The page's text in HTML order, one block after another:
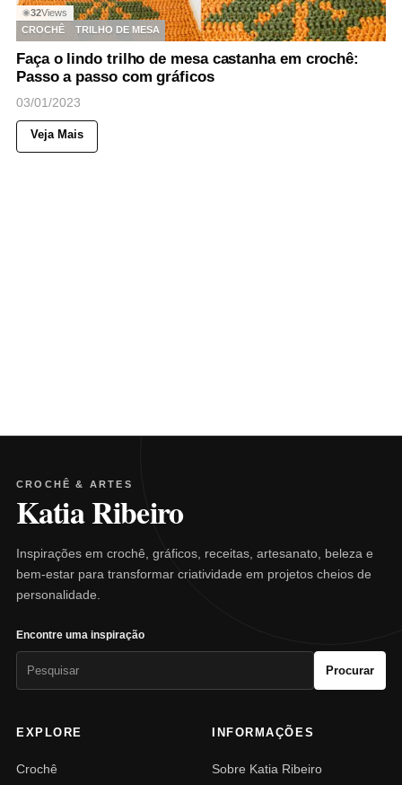
◉32Views
CROCHÊ
TRILHO DE MESA
Faça o lindo trilho de mesa castanha em crochê:
Passo a passo com gráficos
03/01/2023
Veja Mais
CROCHÊ & ARTES
Katia Ribeiro
Inspirações em crochê, gráficos, receitas, artesanato, beleza e
bem-estar para transformar criatividade em projetos cheios de
personalidade.
Encontre uma inspiração
Procurar
EXPLORE
Crochê
INFORMAÇÕES
Sobre Katia Ribeiro